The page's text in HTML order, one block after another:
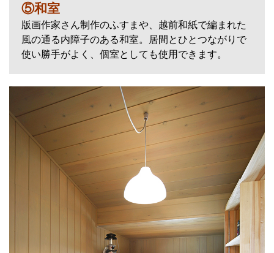
⑤和室
版画作家さん制作のふすまや、越前和紙で編まれた
風の通る内障子のある和室。居間とひとつながりで
使い勝手がよく、個室としても使用できます。